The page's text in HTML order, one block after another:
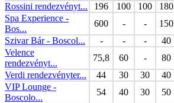
Rossini rendezvényt...
196 100 100
180
Spa Experience -
Bos...
600 - -
150
Szivar Bár - Boscol...
- - -
40
Velence
rendezvényt...
75,8 60 -
80
Verdi rendezvényter...
44 30 30
40
VIP Lounge -
Boscolo...
54 40 30
50